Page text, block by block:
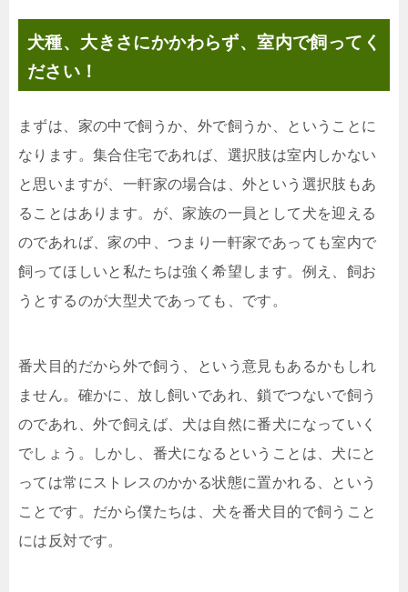
犬種、大きさにかかわらず、室内で飼ってく
ださい！
まずは、家の中で飼うか、外で飼うか、ということに
なります。集合住宅であれば、選択肢は室内しかない
と思いますが、一軒家の場合は、外という選択肢もあ
ることはあります。が、家族の一員として犬を迎える
のであれば、家の中、つまり一軒家であっても室内で
飼ってほしいと私たちは強く希望します。例え、飼お
うとするのが大型犬であっても、です。
番犬目的だから外で飼う、という意見もあるかもしれ
ません。確かに、放し飼いであれ、鎖でつないで飼う
のであれ、外で飼えば、犬は自然に番犬になっていく
でしょう。しかし、番犬になるということは、犬にと
っては常にストレスのかかる状態に置かれる、という
ことです。だから僕たちは、犬を番犬目的で飼うこと
には反対です。